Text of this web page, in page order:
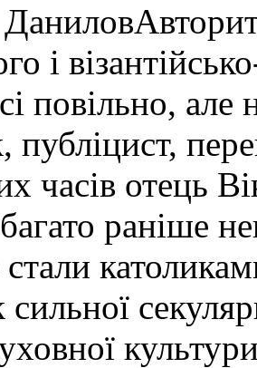
і
повільно,
публіцист,
часів отець
раніше
стали
сильної